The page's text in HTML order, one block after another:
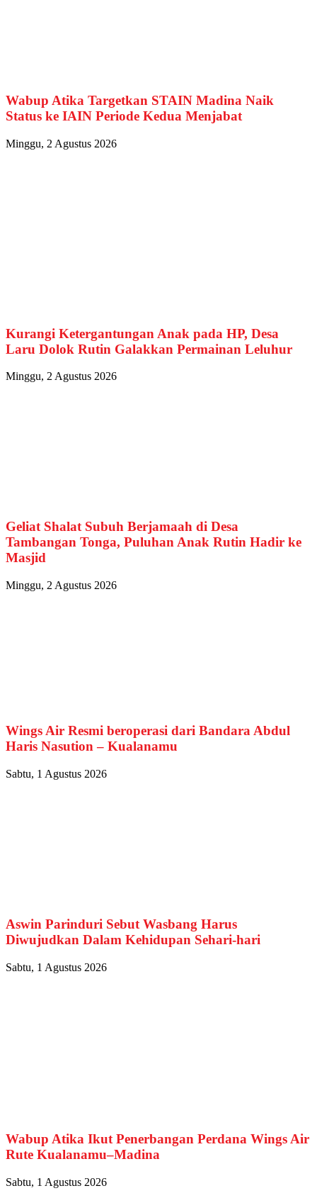
Wabup Atika Targetkan STAIN Madina Naik
Status ke IAIN Periode Kedua Menjabat
Minggu, 2 Agustus 2026
Kurangi Ketergantungan Anak pada HP, Desa
Laru Dolok Rutin Galakkan Permainan Leluhur
Minggu, 2 Agustus 2026
Geliat Shalat Subuh Berjamaah di Desa
Tambangan Tonga, Puluhan Anak Rutin Hadir ke
Masjid
Minggu, 2 Agustus 2026
Wings Air Resmi beroperasi dari Bandara Abdul
Haris Nasution – Kualanamu
Sabtu, 1 Agustus 2026
Aswin Parinduri Sebut Wasbang Harus
Diwujudkan Dalam Kehidupan Sehari-hari
Sabtu, 1 Agustus 2026
Wabup Atika Ikut Penerbangan Perdana Wings Air
Rute Kualanamu–Madina
Sabtu, 1 Agustus 2026